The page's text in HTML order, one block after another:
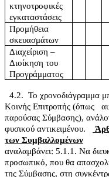
κτηνοτροφικές
εγκαταστάσεις
Προμήθεια
σκευασμάτων
Διαχείριση –
Διοίκηση του
Προγράμματος
4.2. Το χρονοδιάγραμμα
Κοινής Επιτροπής (όπως
παρούσας Σύμβασης),
φυσικού αντικειμένου.
των Συμβαλλομένων
αναλαμβάνει: 5.1.1. Να
προσωπικό, που θα
της Σύμβασης, στη